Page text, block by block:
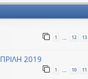
1 … 12 13
2019
1 … 10 11